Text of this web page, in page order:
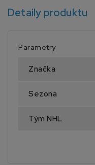
Detaily produktu
Parametry
Značka
Sezona
Tým NHL